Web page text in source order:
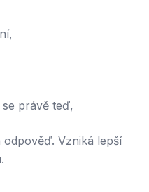
právě teď,
odpověď. Vzniká lepší